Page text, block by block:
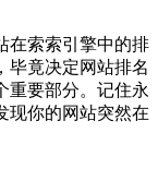
在索索引擎中的排
毕竟决定网站排名
重要部分。记住永
现你的网站突然在